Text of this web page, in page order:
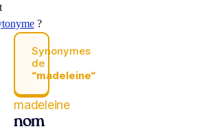
?
Synonymes
de
“madeleine“
madeleine
nom